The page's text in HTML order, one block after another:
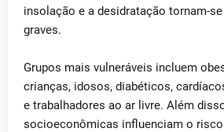
insolação e a desidratação tornam-
graves.
Grupos mais vulneráveis incluem
crianças, idosos, diabéticos,
e trabalhadores ao ar livre. Além
socioeconômicas influenciam o